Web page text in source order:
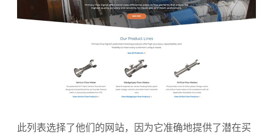
此列表选择了他们的网站，因为它准确地提供了潜在买